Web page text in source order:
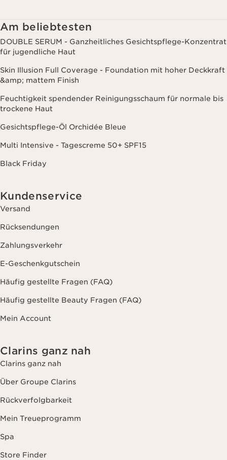
Websites Dritter, sowie für analytische Zwecke.
Am beliebtesten
DOUBLE SERUM - Ganzheitliches Gesichtspflege-Konzentrat
für jugendliche Haut
Skin Illusion Full Coverage - Foundation mit hoher Deckkraft
&amp; mattem Finish
Feuchtigkeit spendender Reinigungsschaum für normale bis
trockene Haut
Gesichtspflege-Öl Orchidée Bleue
Multi Intensive - Tagescreme 50+ SPF15
Black Friday
Kundenservice
Versand
Rücksendungen
Zahlungsverkehr
E-Geschenkgutschein
Häufig gestellte Fragen (FAQ)
Häufig gestellte Beauty Fragen (FAQ)
Mein Account
Clarins ganz nah
Clarins ganz nah
Über Groupe Clarins
Rückverfolgbarkeit
Mein Treueprogramm
Spa
Store Finder